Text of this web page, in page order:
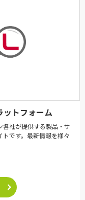
ットフォーム
各社が提供する製品・サ
です。最新情報を様々